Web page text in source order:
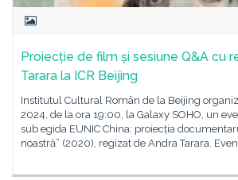
Proiecție de film și sesiune Q&A cu
Tarara la ICR Beijing
Institutul Cultural Român de la Beijing
2024, de la ora 19:00, la Galaxy SOHO, un
sub egida EUNIC China: proiecția
noastră” (2020), regizat de Andra Tarara.